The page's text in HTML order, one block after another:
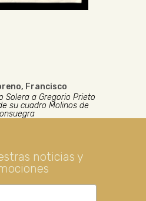
Francisco
Solera a Gregorio Prieto
su cuadro Molinos de
noticias y